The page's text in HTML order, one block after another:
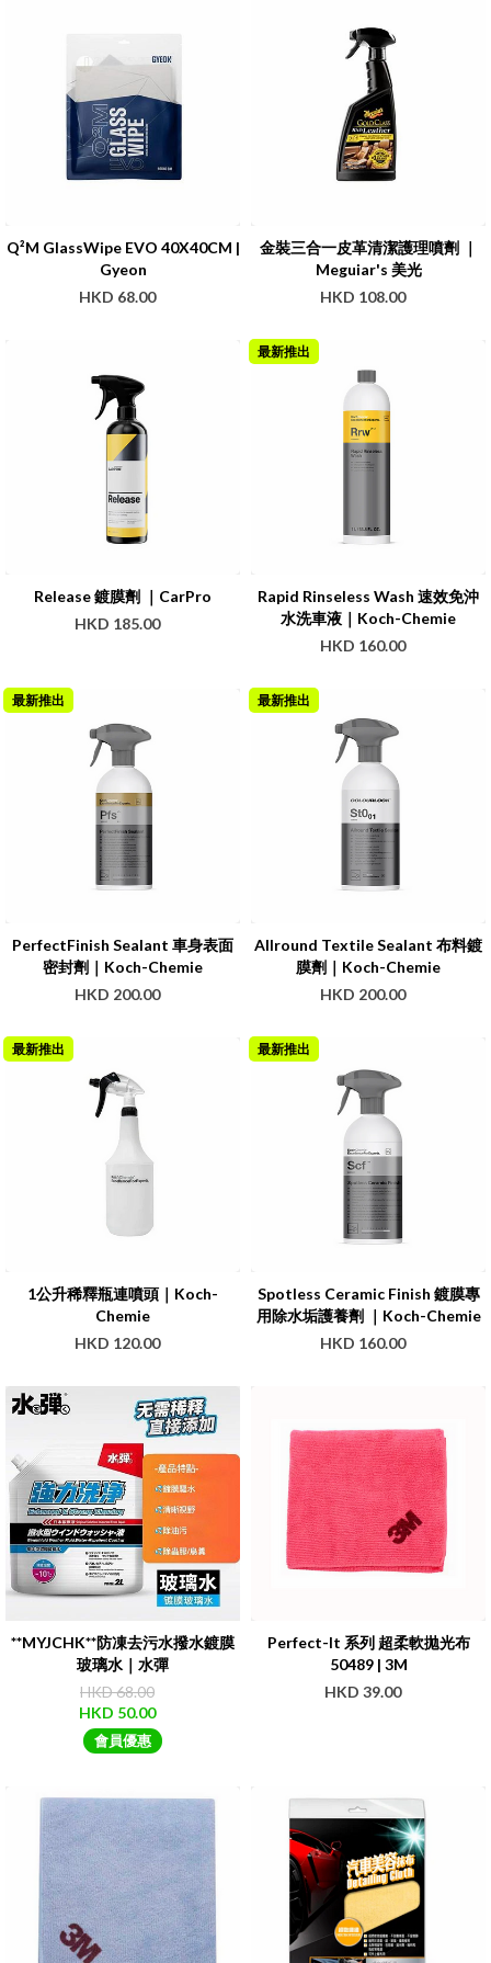
Q²M GlassWipe EVO 40X40CM |
Gyeon
HKD 68.00
金裝三合一皮革清潔護理噴劑 ｜
Meguiar's 美光
HKD 108.00
Release 鍍膜劑 ｜CarPro
HKD 185.00
Rapid Rinseless Wash 速效免沖
水洗車液｜Koch-Chemie
HKD 160.00
最新推出
PerfectFinish Sealant 車身表面
密封劑｜Koch-Chemie
HKD 200.00
最新推出
Allround Textile Sealant 布料鍍
膜劑｜Koch-Chemie
HKD 200.00
最新推出
1公升稀釋瓶連噴頭｜Koch-
Chemie
HKD 120.00
最新推出
Spotless Ceramic Finish 鍍膜專
用除水垢護養劑 ｜Koch-Chemie
HKD 160.00
最新推出
**MYJCHK**防凍去污水撥水鍍膜
玻璃水｜水彈
HKD 68.00
HKD 50.00
會員優惠
Perfect-It 系列 超柔軟拋光布
50489 | 3M
HKD 39.00